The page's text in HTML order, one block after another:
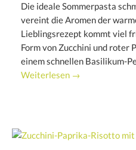
Die ideale Sommerpasta
vereint die Aromen der
Lieblingsrezept kommt viel
Form von Zucchini und roter
einem schnellen Basilikum-
Weiterlesen →